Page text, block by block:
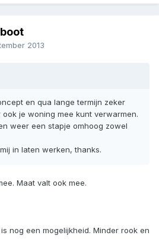
2013
en qua lange termijn zeker
je woning mee kunt verwarmen.
weer een stapje omhoog zowel
in laten werken, thanks.
Maat valt ook mee.
nog een mogelijkheid. Minder rook en